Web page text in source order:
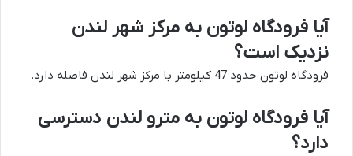
آیا فرودگاه لوتون به مرکز شهر لندن
نزدیک است؟
فرودگاه لوتون حدود 47 کیلومتر با مرکز شهر لندن فاصله دارد.
آیا فرودگاه لوتون به مترو لندن دسترسی
دارد؟